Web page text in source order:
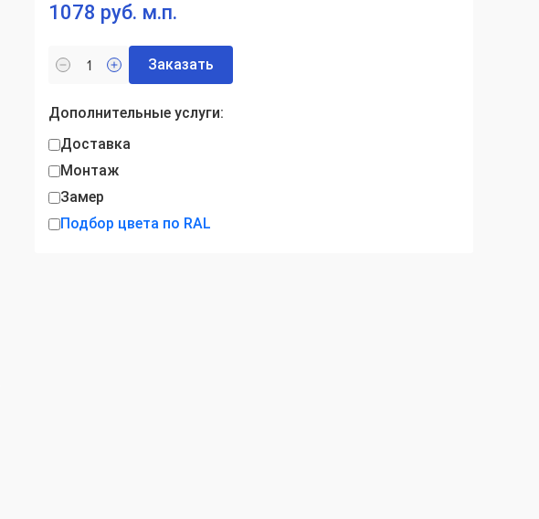
1078 руб. м.п.
Заказать
Дополнительные услуги:
Доставка
Монтаж
Замер
Подбор цвета по RAL